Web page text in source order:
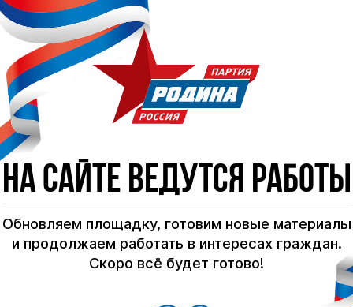
На сайте ведутся работы
Обновляем площадку, готовим новые материалы
и продолжаем работать в интересах граждан.
Скоро всё будет готово!